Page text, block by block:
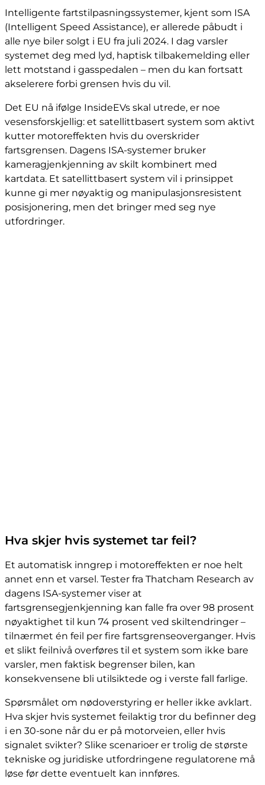
Intelligente fartstilpasningssystemer, kjent som ISA
(Intelligent Speed Assistance), er allerede påbudt i
alle nye biler solgt i EU fra juli 2024. I dag varsler
systemet deg med lyd, haptisk tilbakemelding eller
lett motstand i gasspedalen – men du kan fortsatt
akselerere forbi grensen hvis du vil.
Det EU nå ifølge InsideEVs skal utrede, er noe
vesensforskjellig: et satellittbasert system som aktivt
kutter motoreffekten hvis du overskrider
fartsgrensen. Dagens ISA-systemer bruker
kameragjenkjenning av skilt kombinert med
kartdata. Et satellittbasert system vil i prinsippet
kunne gi mer nøyaktig og manipulasjonsresistent
posisjonering, men det bringer med seg nye
utfordringer.
Hva skjer hvis systemet tar feil?
Et automatisk inngrep i motoreffekten er noe helt
annet enn et varsel. Tester fra Thatcham Research av
dagens ISA-systemer viser at
fartsgrensegjenkjenning kan falle fra over 98 prosent
nøyaktighet til kun 74 prosent ved skiltendringer –
tilnærmet én feil per fire fartsgrenseoverganger. Hvis
et slikt feilnivå overføres til et system som ikke bare
varsler, men faktisk begrenser bilen, kan
konsekvensene bli utilsiktede og i verste fall farlige.
Spørsmålet om nødoverstyring er heller ikke avklart.
Hva skjer hvis systemet feilaktig tror du befinner deg
i en 30-sone når du er på motorveien, eller hvis
signalet svikter? Slike scenarioer er trolig de største
tekniske og juridiske utfordringene regulatorene må
løse før dette eventuelt kan innføres.